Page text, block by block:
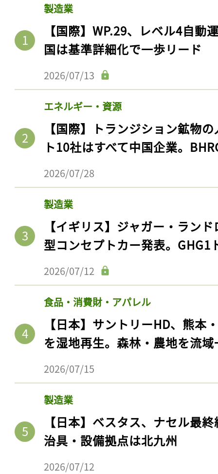
製造業
【国際】WP.29、レベル4自動
国は基準詳細化で一歩リード
2026/07/13
エネルギー・資源
【国際】トランジション鉱物
ト10社はすべて中国企業。
2026/07/28
製造業
【イギリス】ジャガー・ラン
型コンセプトカー発表。GHG1
2026/07/12
食品・消費財・アパレル
【日本】サントリーHD、熊本
を湿地再生。森林・農地を流
2026/07/15
製造業
【日本】ベスタス、ナセル最
治具・設備拠点は北九州
2026/07/12